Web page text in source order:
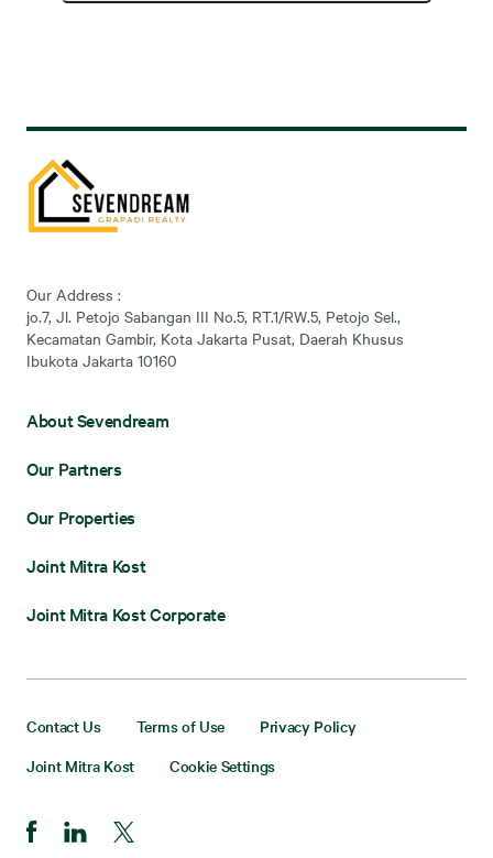
Our Address :
jo.7, Jl. Petojo Sabangan III No.5, RT.1/RW.5, Petojo Sel.,
Kecamatan Gambir, Kota Jakarta Pusat, Daerah Khusus
Ibukota Jakarta 10160
About Sevendream
Our Partners
Our Properties
Joint Mitra Kost
Joint Mitra Kost Corporate
Contact Us Terms of Use
Privacy Policy
Joint Mitra Kost
Cookie Settings